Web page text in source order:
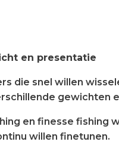
en presentatie
die snel willen
gewichten
en finesse
willen finetunen.